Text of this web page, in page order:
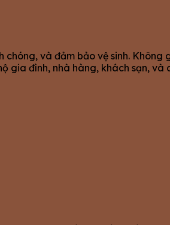
và đảm bảo vệ sinh. Không
gia đình, nhà hàng, khách sạn, và